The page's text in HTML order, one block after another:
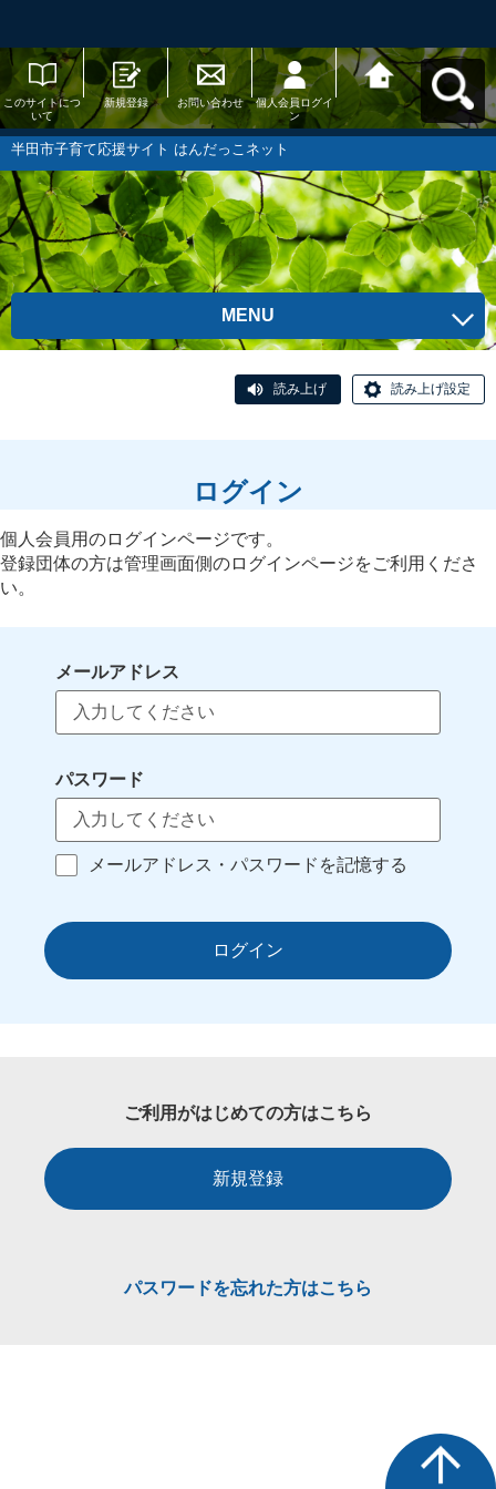
このサイトにつ
いて
新規登録 お問い合わせ
個人会員ログイ
ン
半田市子育て応
援サイト はんだ
っこネットへ戻
半田市子育て応援サイト はんだっこネット
MENU
読み上げ 読み上げ設定
ログイン
個人会員用のログインページです。
登録団体の方は管理画面側のログインページをご利用くださ
い。
メールアドレス
パスワード
メールアドレス・パスワードを記憶する
ログイン
ご利用がはじめての方はこちら
新規登録
パスワードを忘れた方はこちら